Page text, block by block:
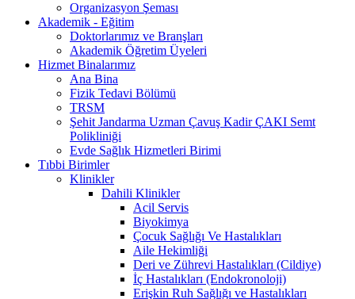
Organizasyon Şeması
Akademik - Eğitim
Doktorlarımız ve Branşları
Akademik Öğretim Üyeleri
Hizmet Binalarımız
Ana Bina
Fizik Tedavi Bölümü
TRSM
Şehit Jandarma Uzman Çavuş Kadir ÇAKI Semt
Polikliniği
Evde Sağlık Hizmetleri Birimi
Tıbbi Birimler
Klinikler
Dahili Klinikler
Acil Servis
Biyokimya
Çocuk Sağlığı Ve Hastalıkları
Aile Hekimliği
Deri ve Zührevi Hastalıkları (Cildiye)
İç Hastalıkları (Endokronoloji)
Erişkin Ruh Sağlığı ve Hastalıkları